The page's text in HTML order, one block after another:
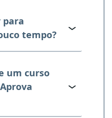
para
tempo?
um curso